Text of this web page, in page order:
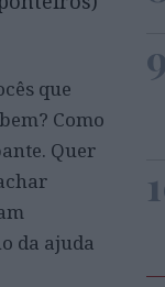
que
Como
Quer
da ajuda
9